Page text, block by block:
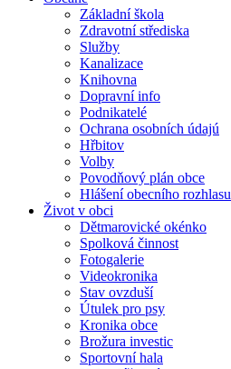
Základní škola
Zdravotní střediska
Služby
Kanalizace
Knihovna
Dopravní info
Podnikatelé
Ochrana osobních údajú
Hřbitov
Volby
Povodňový plán obce
Hlášení obecního rozhlasu
Život v obci
Dětmarovické okénko
Spolková činnost
Fotogalerie
Videokronika
Stav ovzduší
Útulek pro psy
Kronika obce
Brožura investic
Sportovní hala